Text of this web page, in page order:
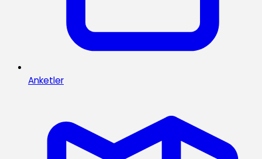
Anketler